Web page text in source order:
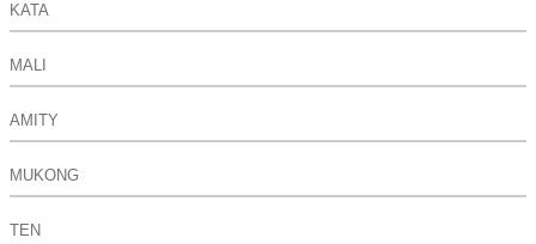
KATA
MALI
AMITY
MUKONG
TEN